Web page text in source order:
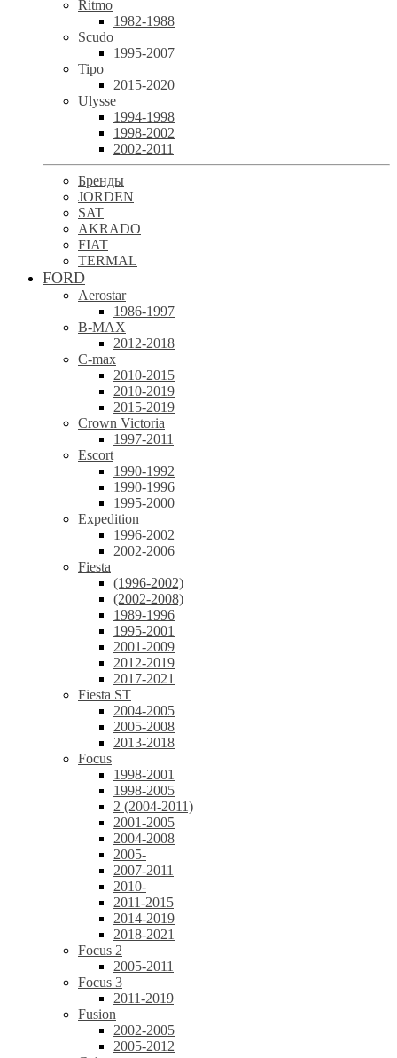
Ritmo
1982-1988
Scudo
1995-2007
Tipo
2015-2020
Ulysse
1994-1998
1998-2002
2002-2011
Бренды
JORDEN
SAT
AKRADO
FIAT
TERMAL
FORD
Aerostar
1986-1997
B-MAX
2012-2018
C-max
2010-2015
2010-2019
2015-2019
Crown Victoria
1997-2011
Escort
1990-1992
1990-1996
1995-2000
Expedition
1996-2002
2002-2006
Fiesta
(1996-2002)
(2002-2008)
1989-1996
1995-2001
2001-2009
2012-2019
2017-2021
Fiesta ST
2004-2005
2005-2008
2013-2018
Focus
1998-2001
1998-2005
2 (2004-2011)
2001-2005
2004-2008
2005-
2007-2011
2010-
2011-2015
2014-2019
2018-2021
Focus 2
2005-2011
Focus 3
2011-2019
Fusion
2002-2005
2005-2012